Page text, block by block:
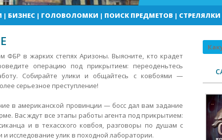
| БИЗНЕС| ГОЛОВОЛОМКИ | ПОИСК ПРЕДМЕТОВ | СТРЕЛЯЛКИ
ФБР в жарких степях Аризоны. Выясните, кто крадет
операцию под прикрытием: переоденьтесь
Собирайте улики и общайтесь с ковбоями —
серьезное преступление!
в американской провинции — босс дал вам задание
Вас ждут все этапы работы агента под прикрытием:
и в техасского ковбоя, разговоры по душам с
исследование улик в походной лаборатории.
Поиск